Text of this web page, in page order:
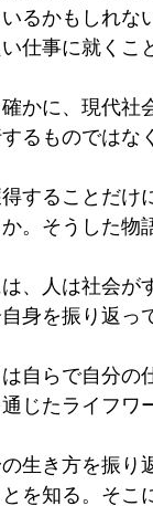
るかもしれな
仕事に就くこ
かに、現代社
るものではな
することだけ
。そうした物
、人は社会が
身を振り返っ
自らで自分の
じたライフワ
生き方を振り
を知る。そこ